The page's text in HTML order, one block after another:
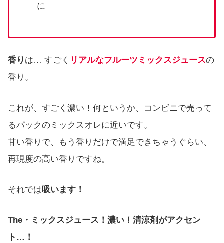
に
香り は… すごく リアルなフルーツミックスジュースの
香り。
これが、すごく濃い！何というか、コンビニで売って
るパックのミックスオレに近いです。
甘い香りで、もう香りだけで満足できちゃうぐらい、
再現度の高い香りですね。
それでは吸います！
The・ミックスジュース！濃い！清涼剤がアクセン
ト…！